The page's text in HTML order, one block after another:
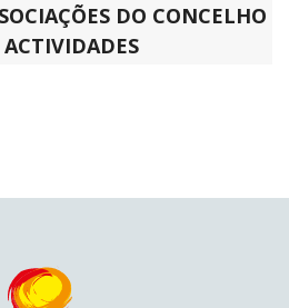
DO CONCELHO